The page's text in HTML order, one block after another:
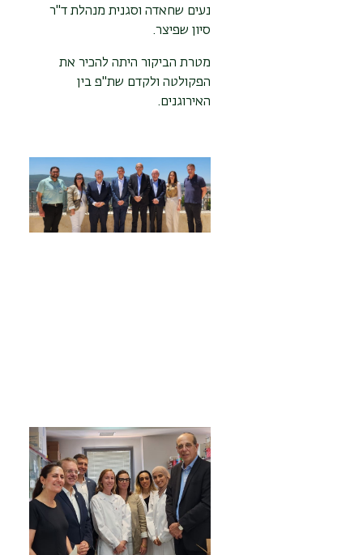
נעים שחאדה וסגנית מנהלת ד"ר
סיון שפיצר.
מטרת הביקור היתה להכיר את
הפקולטה ולקדם שת"פ בין
האירוגנים.